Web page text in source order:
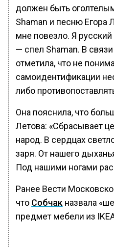
должен быть
Shaman и песню Егора
мне повезло. Я
— спел Shaman. В
отметила, что не
самоидентификации
либо
Она пояснила, что
Летова: «Сбрасывает
народ. В сердцах
заря. От нашего
Под нашими ногами
Ранее Вести
что Собчак назвала
предмет мебели из